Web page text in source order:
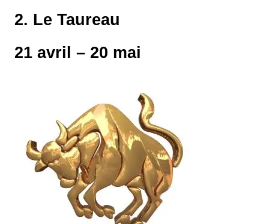
2. Le Taureau
21 avril – 20 mai